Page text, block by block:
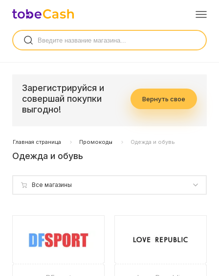
Зарегистрируйся и
совершай покупки
выгодно!
Вернуть свое
Главная страница Промокоды Одежда и обувь
Одежда и обувь
Все магазины